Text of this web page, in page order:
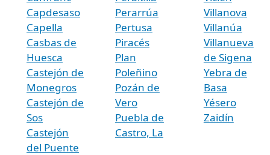
Capdesaso
Capella
Casbas de
Huesca
Castejón de
Monegros
Castejón de
Sos
Castejón
del Puente
Perarrúa
Pertusa
Piracés
Plan
Poleñino
Pozán de
Vero
Puebla de
Castro, La
Villanova
Villanúa
Villanueva
de Sigena
Yebra de
Basa
Yésero
Zaidín